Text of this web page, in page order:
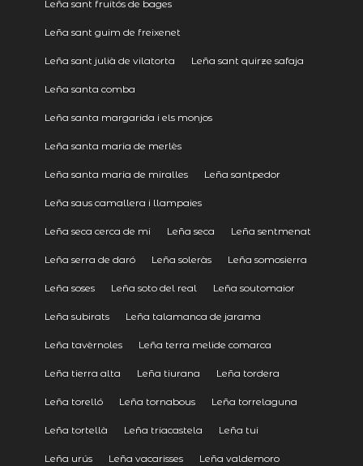
Leña sant fruitós de bages
Leña sant guim de freixenet
Leña sant julià de vilatorta Leña sant quirze safaja
Leña santa comba
Leña santa margarida i els monjos
Leña santa maria de merlès
Leña santa maria de miralles Leña santpedor
Leña saus camallera i llampaies
Leña seca cerca de mi Leña seca Leña sentmenat
Leña serra de daró Leña soleràs Leña somosierra
Leña soses Leña soto del real Leña soutomaior
Leña subirats Leña talamanca de jarama
Leña tavèrnoles Leña terra melide comarca
Leña tierra alta Leña tiurana Leña tordera
Leña torelló Leña tornabous Leña torrelaguna
Leña tortellà Leña triacastela Leña tui
Leña urús Leña vacarisses Leña valdemoro